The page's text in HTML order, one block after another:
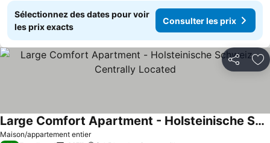
Sélectionnez des dates pour voir
les prix exacts
Consulter les prix
Partager
Maison/appartement entier
Large Comfort Apartment - Holsteinische Schweiz - Centrally Located